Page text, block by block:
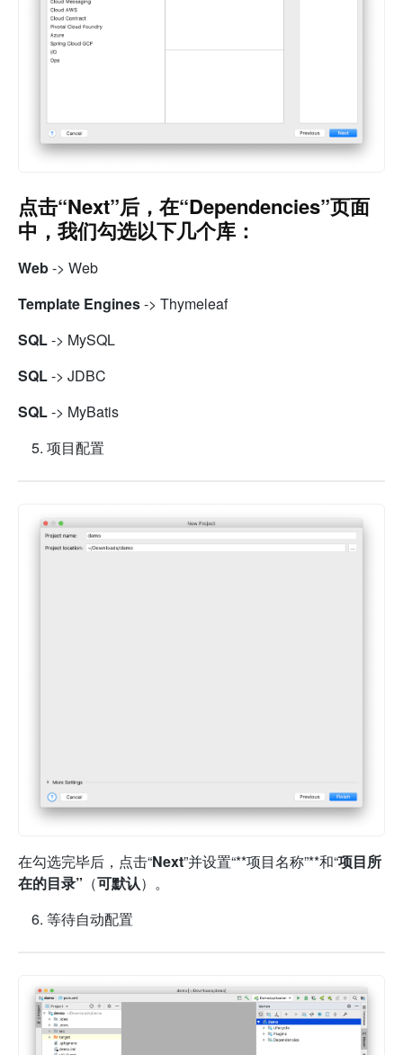
号
点击“Next”后，在“Dependencies”页面
中，我们勾选以下几个库：
Web-> Web
Template Engines-> Thymeleaf
SQL-> MySQL
SQL-> JDBC
SQL-> MyBatis
项目配置
在勾选完毕后，点击“Next”并设置“**项目名称”**和“项目所
在的目录” （可默认）。
等待自动配置